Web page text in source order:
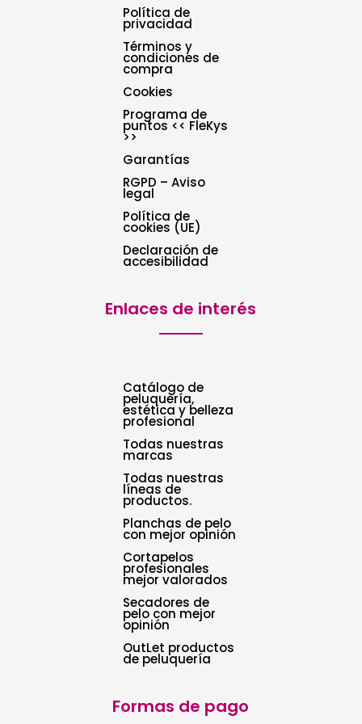
Política de
privacidad
Términos y
condiciones de
compra
Cookies
Programa de
puntos << FleKys
>>
Garantías
RGPD – Aviso
legal
Política de
cookies (UE)
Declaración de
accesibilidad
Enlaces de interés
Catálogo de
peluquería,
estética y belleza
profesional
Todas nuestras
marcas
Todas nuestras
líneas de
productos.
Planchas de pelo
con mejor opinión
Cortapelos
profesionales
mejor valorados
Secadores de
pelo con mejor
opinión
OutLet productos
de peluquería
Formas de pago